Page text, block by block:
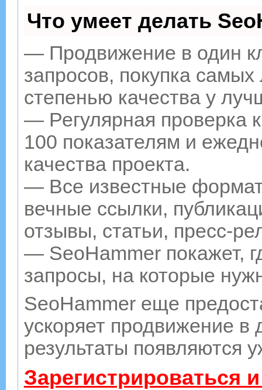
Что умеет делать
— Продвижение в один
запросов, покупка
степенью качества у
— Регулярная проверка
100 показателям и
качества проекта.
— Все известные
вечные ссылки,
отзывы, статьи, пресс-
— SeoHammer покажет,
запросы, на которые
SeoHammer еще
ускоряет продвижение в
результаты появляются
Зарегистрироваться